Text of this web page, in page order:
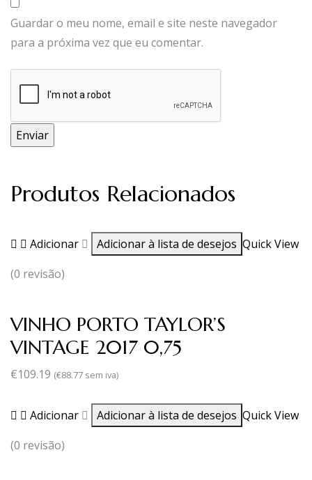
Guardar o meu nome, email e site neste navegador
para a próxima vez que eu comentar.
Produtos Relacionados
Adicionar Adicionar à lista de desejos Quick View
(0 revisão)
VINHO PORTO TAYLOR’S
VINTAGE 2017 0,75
€109.19 (€88.77 sem iva)
Adicionar Adicionar à lista de desejos Quick View
(0 revisão)